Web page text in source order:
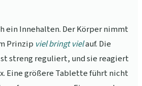
ein Innehalten. Der Körper nimmt
Prinzip viel bringt vielauf. Die
streng reguliert, und sie reagiert
Eine größere Tablette führt nicht